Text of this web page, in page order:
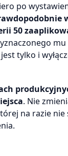
po
50
tylko i
. Nie
na razie nie